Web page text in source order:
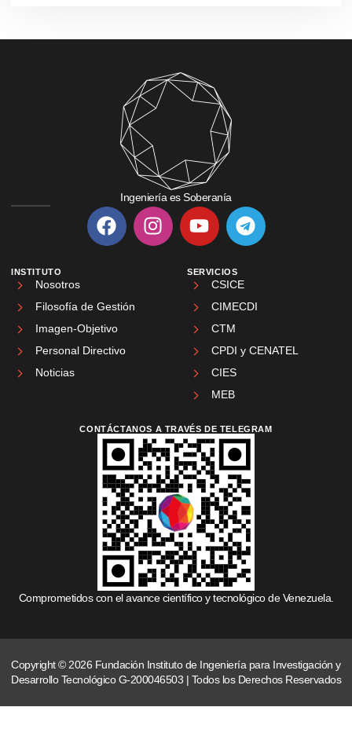
Ingeniería es Soberanía
INSTITUTO
Nosotros
Filosofía de Gestión
Imagen-Objetivo
Personal Directivo
Noticias
SERVICIOS
CSICE
CIMECDI
CTM
CPDI y CENATEL
CIES
MEB
CONTÁCTANOS A TRAVÉS DE TELEGRAM
Comprometidos con el avance científico y tecnológico de Venezuela.
Copyright © 2026 Fundación Instituto de Ingeniería para Investigación y
Desarrollo Tecnológico G-200046503 | Todos los Derechos Reservados